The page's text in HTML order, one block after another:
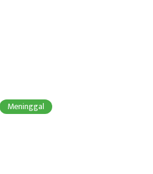
Meninggal